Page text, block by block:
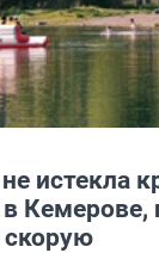
истекла
Кемерове,
скорую